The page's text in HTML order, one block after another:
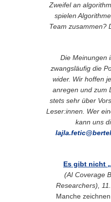
Zweifel an
spielen
Team zusammen?
Die Meinungen
zwangsläufig die
wider. Wir hoffen
anregen und zum
stets sehr über
Leser:innen. Wer
kann uns
Es gibt nicht
(AI Coverage
Researchers),
Manche